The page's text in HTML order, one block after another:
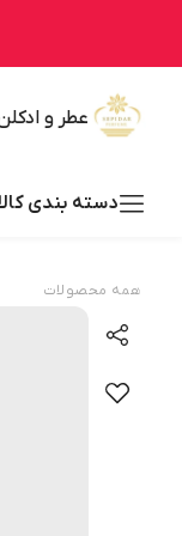
عطر و
دسته بندی
همه محصولات